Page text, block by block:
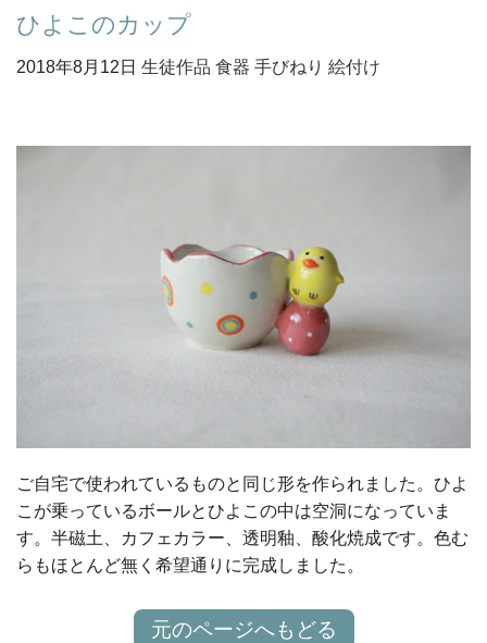
ひよこのカップ
2018年8月12日 生徒作品 食器 手びねり 絵付け
ご自宅で使われているものと同じ形を作られました。ひよ
こが乗っているボールとひよこの中は空洞になっていま
す。半磁土、カフェカラー、透明釉、酸化焼成です。色む
らもほとんど無く希望通りに完成しました。
元のページへもどる